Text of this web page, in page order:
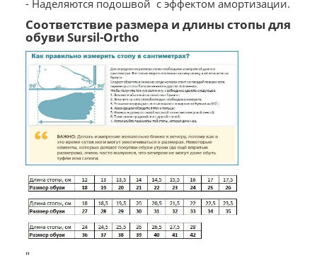
- Наделяются подошвой с эффектом амортизации.
Соответствие размера и длины стопы для
обуви Sursil-Ortho
"